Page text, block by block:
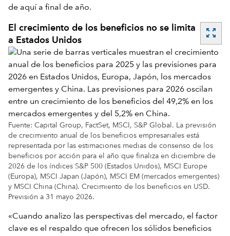
de aquí a final de año.
El crecimiento de los beneficios no se limita
a Estados Unidos
zoom_out_map
Fuente: Capital Group, FactSet, MSCI, S&P Global. La previsión
de crecimiento anual de los beneficios empresariales está
representada por las estimaciones medias de consenso de los
beneficios por acción para el año que finaliza en diciembre de
2026 de los índices S&P 500 (Estados Unidos), MSCI Europe
(Europa), MSCI Japan (Japón), MSCI EM (mercados emergentes)
y MSCI China (China). Crecimiento de los beneficios en USD.
Previsión a 31 mayo 2026.
«Cuando analizo las perspectivas del mercado, el factor
clave es el respaldo que ofrecen los sólidos beneficios